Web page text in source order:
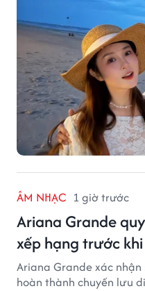
ÂM NHẠC 1 giờ trước
Ariana Grande
xếp hạng trước
Ariana Grande xác
hoàn thành chuyến lưu